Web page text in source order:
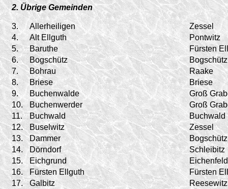
2. Übrige Gemeinden
3. Allerheiligen
Zessel
4.
Alt Ellguth
Pontwitz
5.
Baruthe
Fürsten
6.
Bogschütz
Bogschütz
7.
Bohrau
Raake
8.
Briese
Briese
9.
Buchenwalde
Groß
10.
Buchenwerder
Groß
11.
Buchwald
Buchwald
12.
Buselwitz
Zessel
13.
Dammer
Bogschütz
14.
Dörndorf
Schleibitz
15.
Eichgrund
Eichenfeld
16.
Fürsten Ellguth
Fürsten
17.
Galbitz
Reesewitz